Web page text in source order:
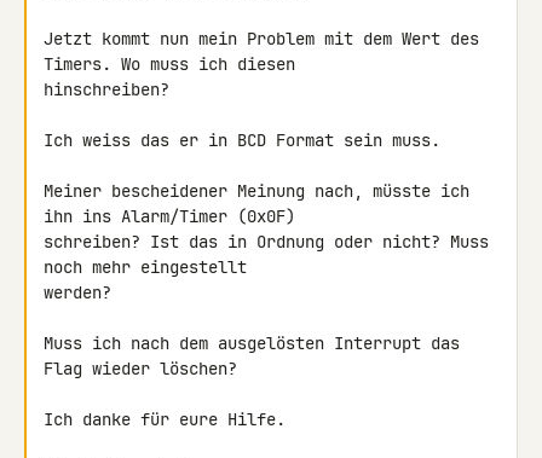
Jetzt kommt nun mein Problem mit dem Wert des
Timers. Wo muss ich diesen
hinschreiben?
Ich weiss das er in BCD Format sein muss.
Meiner bescheidener Meinung nach, müsste ich
ihn ins Alarm/Timer (0x0F)
schreiben? Ist das in Ordnung oder nicht? Muss
noch mehr eingestellt
werden?
Muss ich nach dem ausgelösten Interrupt das
Flag wieder löschen?
Ich danke für eure Hilfe.